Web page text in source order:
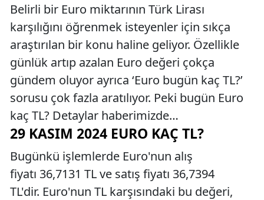
Belirli bir Euro miktarının Türk Lirası
karşılığını öğrenmek isteyenler için sıkça
araştırılan bir konu haline geliyor. Özellikle
günlük artıp azalan Euro değeri çokça
gündem oluyor ayrıca ‘Euro bugün kaç TL?’
sorusu çok fazla aratılıyor. Peki bugün Euro
kaç TL? Detaylar haberimizde…
29 KASIM 2024 EURO KAÇ TL?
Bugünkü işlemlerde Euro'nun alış
fiyatı 36,7131 TL ve satış fiyatı 36,7394
TL'dir. Euro'nun TL karşısındaki bu değeri,